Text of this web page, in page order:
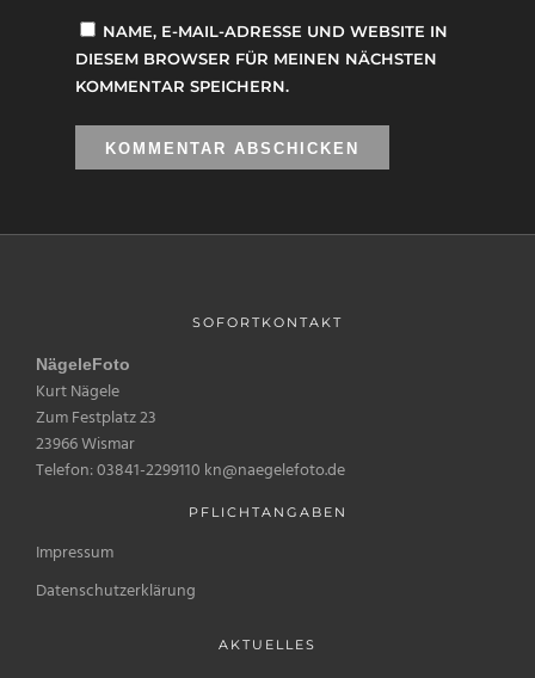
NAME, E-MAIL-ADRESSE UND WEBSITE IN
DIESEM BROWSER FÜR MEINEN NÄCHSTEN
KOMMENTAR SPEICHERN.
SOFORTKONTAKT
NägeleFoto
Kurt Nägele
Zum Festplatz 23
23966 Wismar
Telefon: 03841-2299110 kn@naegelefoto.de
PFLICHTANGABEN
Impressum
Datenschutzerklärung
AKTUELLES